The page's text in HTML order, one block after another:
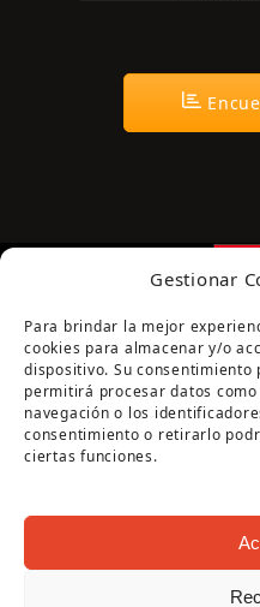
Gestionar
Para brindar la mejor
cookies para almacenar y/o
dispositivo. Su consentimiento
permitirá procesar datos
navegación o los
consentimiento o retirarlo
ciertas funciones.
Página cofinanciada